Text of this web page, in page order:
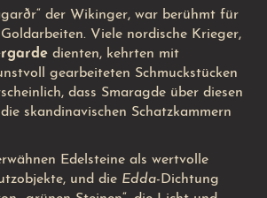
der Wikinger, war berühmt für
Viele nordische Krieger,
dienten, kehrten mit
gearbeiteten Schmuckstücken
dass Smaragde über diesen
skandinavischen Schatzkammern
Edelsteine als wertvolle
und die Edda-Dichtung